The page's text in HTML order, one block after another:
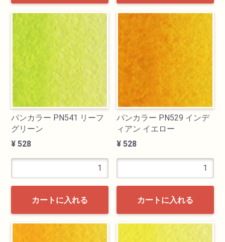
パンカラー PN541 リーフ
グリーン
¥ 528
カートに入れる
パンカラー PN529 インデ
ィアン イエロー
¥ 528
カートに入れる